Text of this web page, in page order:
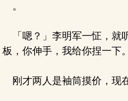
。
「嗯？」李明军一怔，就
板，你伸手，我给你捏一下
刚才两人是袖筒摸价，现